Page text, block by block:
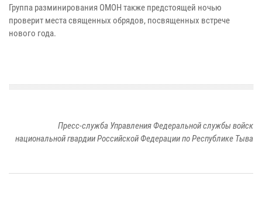
Группа разминирования ОМОН также предстоящей ночью
проверит места священных обрядов, посвященных встрече
нового года.
Пресс-служба Управления Федеральной службы войск
национальной гвардии Российской Федерации по Республике Тыва